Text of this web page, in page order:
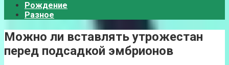
Рождение
Разное
Можно ли вставлять утрожестан
перед подсадкой эмбрионов